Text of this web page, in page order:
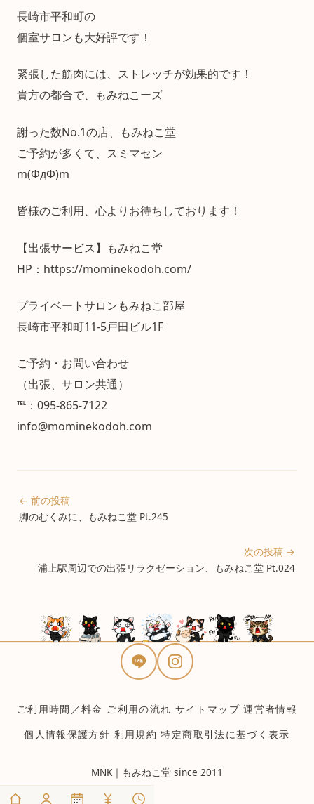
長崎市平和町の
個室サロンも大好評です！
緊張した筋肉には、ストレッチが効果的です！
貴方の都合で、もみねこーズ
謝った数No.1の店、もみねこ堂
ご予約が多くて、スミマセン
m(ΦдΦ)m
皆様のご利用、心よりお待ちしております！
【出張サービス】もみねこ堂
HP：https://mominekodoh.com/
プライベートサロンもみねこ部屋
長崎市平和町11-5戸田ビル1F
ご予約・お問い合わせ
（出張、サロン共通）
℡：095-865-7122
info@mominekodoh.com
← 前の投稿
脚のむくみに、もみねこ堂 Pt.245
次の投稿 →
浦上駅周辺での出張リラクゼーション、もみねこ堂 Pt.024
ご利用時間／料金 ご利用の流れ サイトマップ 運営者情報
個人情報保護方針 利用規約 特定商取引法に基づく表示
MNK｜もみねこ堂 since 2011